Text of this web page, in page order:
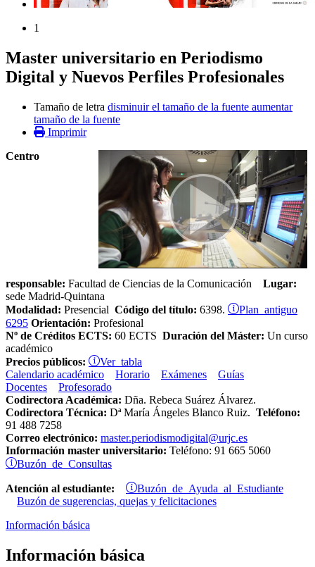
1
Master universitario en Periodismo
Digital y Nuevos Perfiles Profesionales
Tamaño de letra disminuir el tamaño de la fuente aumentar
tamaño de la fuente
Imprimir
Centro
responsable: Facultad de Ciencias de la Comunicación
Lugar:
sede Madrid-Quintana
Modalidad: Presencial Código del título: 6398.
Plan antiguo
6295 Orientación: Profesional
Nº de Créditos ECTS: 60 ECTS Duración del Máster: Un curso
académico
Precios públicos:
Ver tabla
Calendario académico Horario Exámenes
Guías
Docentes
Profesorado
Codirectora Académica: Dña. Rebeca Suárez Álvarez.
Codirectora Técnica: Dª María Ángeles Blanco Ruiz. Teléfono:
91 488 7258
Correo electrónico: master.periodismodigital@urjc.es
Información master universitario: Teléfono: 91 665 5060
Buzón de Consultas
Atención al estudiante: Buzón de Ayuda al Estudiante
Buzón de sugerencias, quejas y felicitaciones
Información básica
Información básica